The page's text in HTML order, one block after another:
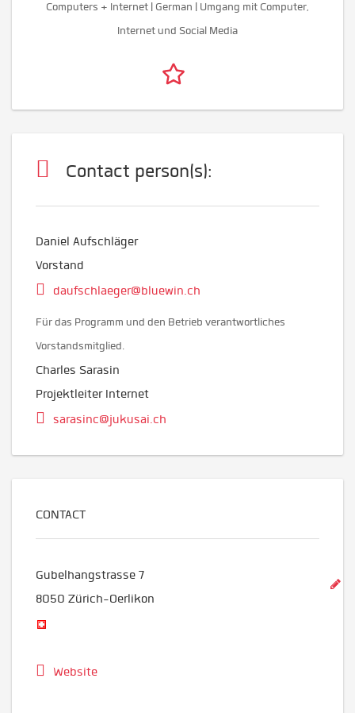
Computers + Internet | German | Umgang mit Computer,
Internet und Social Media
Contact person(s):
Daniel Aufschläger
Vorstand
daufschlaeger@bluewin.ch
Für das Programm und den Betrieb verantwortliches
Vorstandsmitglied.
Charles Sarasin
Projektleiter Internet
sarasinc@jukusai.ch
CONTACT
Gubelhangstrasse 7
8050 Zürich-Oerlikon
Website